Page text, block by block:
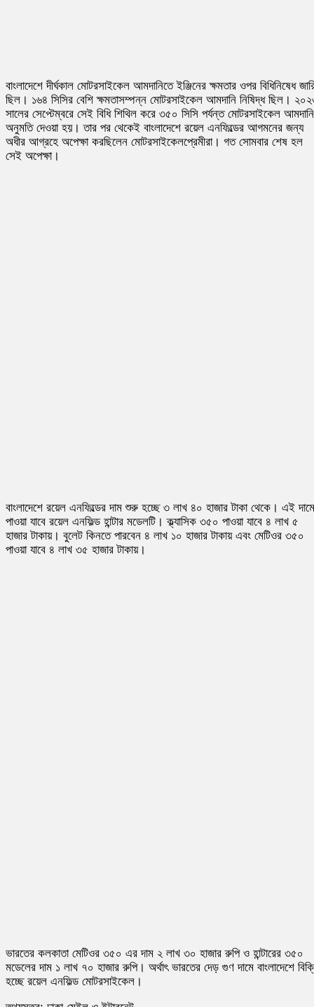
বাংলাদেশে দীর্ঘকাল মোটরসাইকেল আমদানিতে ইঞ্জিনের ক্ষমতার ওপর বিধিনিষেধ
ছিল। ১৬৪ সিসির বেশি ক্ষমতাসম্পন্ন মোটরসাইকেল আমদানি নিষিদ্ধ ছিল।
সালের সেপ্টেম্বরে সেই বিধি শিথিল করে ৩৫০ সিসি পর্যন্ত মোটরসাইকেল
অনুমতি দেওয়া হয়। তার পর থেকেই বাংলাদেশে রয়েল এনফিল্ডের আগমনের জন্য
অধীর আগ্রহে অপেক্ষা করছিলেন মোটরসাইকেলপ্রেমীরা। গত সোমবার শেষ হল
সেই অপেক্ষা।
বাংলাদেশে রয়েল এনফিল্ডের দাম শুরু হচ্ছে ৩ লাখ ৪০ হাজার টাকা থেকে। এই দামে
পাওয়া যাবে রয়েল এনফিল্ড হান্টার মডেলটি। ক্ল্যাসিক ৩৫০ পাওয়া যাবে ৪ লাখ ৫
হাজার টাকায়। বুলেট কিনতে পারবেন ৪ লাখ ১০ হাজার টাকায় এবং মেটিওর ৩৫০
পাওয়া যাবে ৪ লাখ ৩৫ হাজার টাকায়।
ভারতের কলকাতা মেটিওর ৩৫০ এর দাম ২ লাখ ৩০ হাজার রুপি ও হান্টারের ৩৫০
মডেলের দাম ১ লাখ ৭০ হাজার রুপি। অর্থাৎ ভারতের দেড় গুণ দামে বাংলাদেশে
হচ্ছে রয়েল এনফিল্ড মোটরসাইকেল।